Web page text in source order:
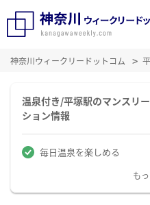
神奈川ウィークリードットコム
温泉付き/平塚駅のマンスリ
ション情報
毎日温泉を楽しめる
も